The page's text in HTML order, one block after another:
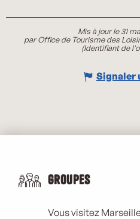
Mis à jour le 31
par Office de Tourisme des
(Identifiant de
Signaler
Groupes
Vous visitez